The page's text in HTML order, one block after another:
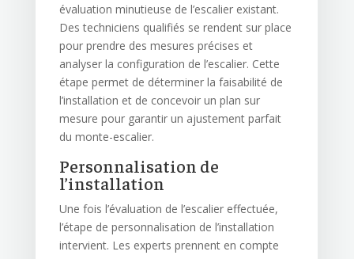
évaluation minutieuse de l’escalier existant.
Des techniciens qualifiés se rendent sur place
pour prendre des mesures précises et
analyser la configuration de l’escalier. Cette
étape permet de déterminer la faisabilité de
l’installation et de concevoir un plan sur
mesure pour garantir un ajustement parfait
du monte-escalier.
Personnalisation de
l’installation
Une fois l’évaluation de l’escalier effectuée,
l’étape de personnalisation de l’installation
intervient. Les experts prennent en compte